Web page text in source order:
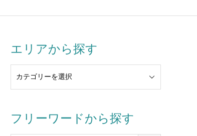
エリアから探す
フリーワードから探す